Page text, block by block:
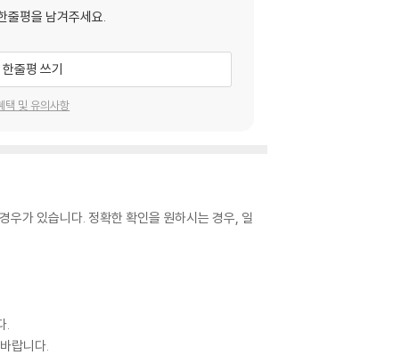
줄평을 남겨주세요.
한줄평 쓰기
택 및 유의사항
우가 있습니다. 정확한 확인을 원하시는 경우, 일
.
랍니다.